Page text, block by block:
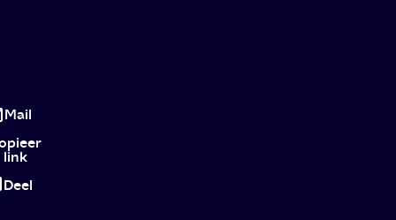
zijn
de
favo
films
Mail
link
Deel